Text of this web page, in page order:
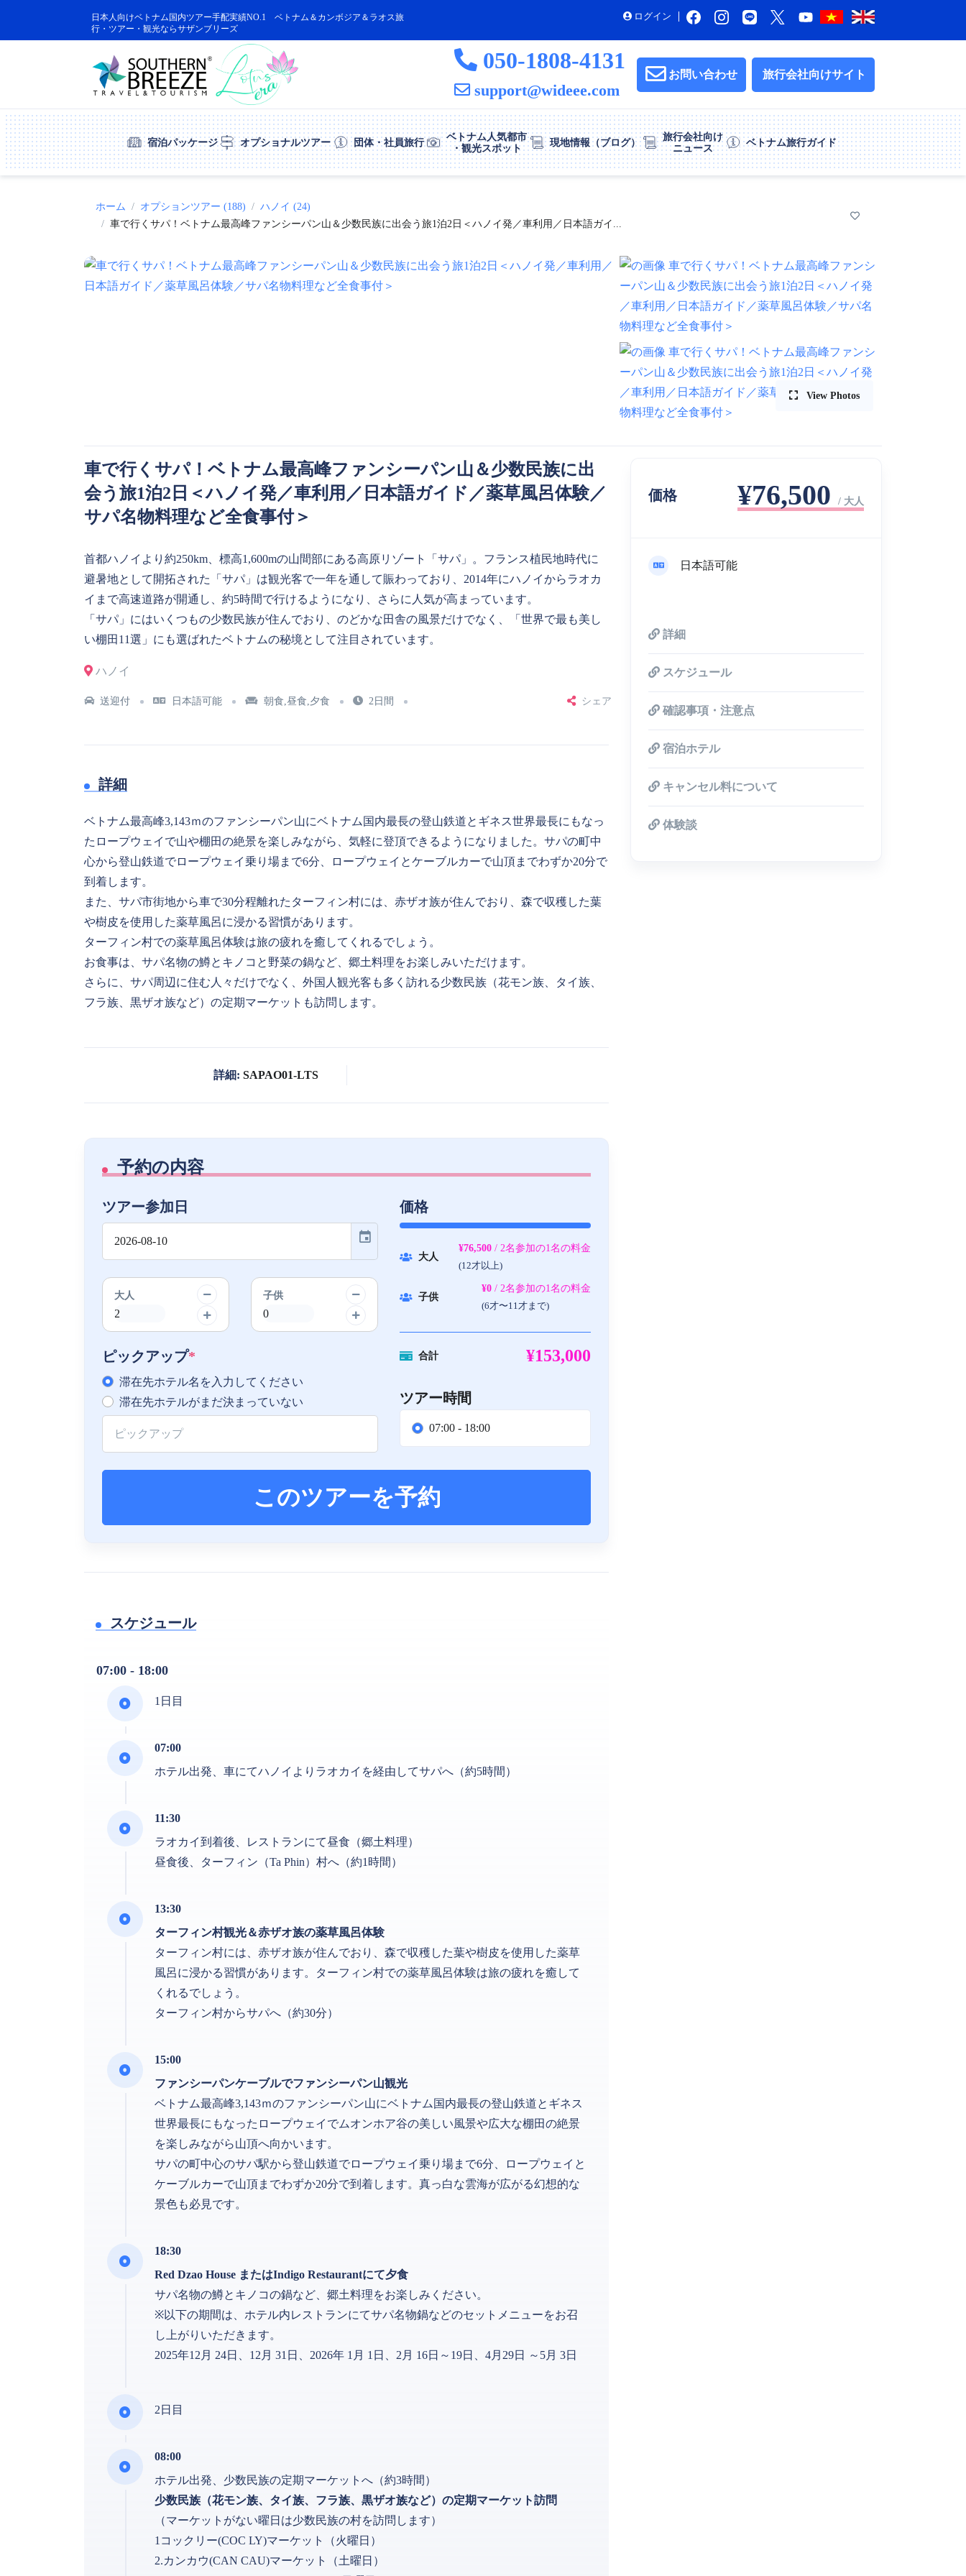
日本人向けベトナム国内ツアー手配実績NO.1 ベトナム＆カンボジア＆ラオス旅
行・ツアー・観光ならサザンブリーズ
ログイン
050-1808-4131
support@wideee.com
お問い合わせ 旅行会社向けサイト
宿泊パッケージ オプショナルツアー 団体・社員旅行
ベトナム人気都市
・観光スポット
現地情報（ブログ）
旅行会社向け
ニュース
ベトナム旅行ガイド
ホーム オプションツアー (188)
ハノイ (24)
車で行くサパ！ベトナム最高峰ファンシーパン山＆少数民族に出会う旅1泊2日＜ハノイ発／車利用／日本語ガイ...
View Photos
車で行くサパ！ベトナム最高峰ファンシーパン山＆少数民族に出
会う旅1泊2日＜ハノイ発／車利用／日本語ガイド／薬草風呂体験／
サパ名物料理など全食事付＞
首都ハノイより約250km、標高1,600mの山間部にある高原リゾート「サパ」。フランス植民地時代に
避暑地として開拓された「サパ」は観光客で一年を通して賑わっており、2014年にハノイからラオカ
イまで高速道路が開通し、約5時間で行けるようになり、さらに人気が高まっています。
「サパ」にはいくつもの少数民族が住んでおり、のどかな田舎の風景だけでなく、「世界で最も美し
い棚田11選」にも選ばれたベトナムの秘境として注目されています。
ハノイ
送迎付 日本語可能 朝食,昼食,夕食 2日間 シェア
詳細
ベトナム最高峰3,143ｍのファンシーパン山にベトナム国内最長の登山鉄道とギネス世界最長にもなっ
たロープウェイで山や棚田の絶景を楽しみながら、気軽に登頂できるようになりました。サパの町中
心から登山鉄道でロープウェイ乗り場まで6分、ロープウェイとケーブルカーで山頂までわずか20分で
到着します。
また、サパ市街地から車で30分程離れたターフィン村には、赤ザオ族が住んでおり、森で収穫した葉
や樹皮を使用した薬草風呂に浸かる習慣があります。
ターフィン村での薬草風呂体験は旅の疲れを癒してくれるでしょう。
お食事は、サパ名物の鱒とキノコと野菜の鍋など、郷土料理をお楽しみいただけます。
さらに、サパ周辺に住む人々だけでなく、外国人観光客も多く訪れる少数民族（花モン族、タイ族、
フラ族、黒ザオ族など）の定期マーケットも訪問します。
詳細: SAPAO01-LTS
予約の内容
ツアー参加日
event
大人 子供
ピックアップ*
滞在先ホテル名を入力してください
滞在先ホテルがまだ決まっていない
価格
大人
¥76,500 / 2名参加の1名の料金
(12才以上)
子供
¥0 / 2名参加の1名の料金
(6才〜11才まで)
合計 ¥153,000
ツアー時間
07:00 - 18:00
このツアーを予約
スケジュール
07:00 - 18:00
1日目
07:00
ホテル出発、車にてハノイよりラオカイを経由してサパへ（約5時間）
11:30
ラオカイ到着後、レストランにて昼食（郷土料理）
昼食後、ターフィン（Ta Phin）村へ（約1時間）
13:30
ターフィン村観光＆赤ザオ族の薬草風呂体験
ターフィン村には、赤ザオ族が住んでおり、森で収穫した葉や樹皮を使用した薬草
風呂に浸かる習慣があります。ターフィン村での薬草風呂体験は旅の疲れを癒して
くれるでしょう。
ターフィン村からサパへ（約30分）
15:00
ファンシーパンケーブルでファンシーパン山観光
ベトナム最高峰3,143ｍのファンシーパン山にベトナム国内最長の登山鉄道とギネス
世界最長にもなったロープウェイでムオンホア谷の美しい風景や広大な棚田の絶景
を楽しみながら山頂へ向かいます。
サパの町中心のサパ駅から登山鉄道でロープウェイ乗り場まで6分、ロープウェイと
ケーブルカーで山頂までわずか20分で到着します。真っ白な雲海が広がる幻想的な
景色も必見です。
18:30
Red Dzao House またはIndigo Restaurantにて夕食
サパ名物の鱒とキノコの鍋など、郷土料理をお楽しみください。
※以下の期間は、ホテル内レストランにてサパ名物鍋などのセットメニューをお召
し上がりいただきます。
2025年12月 24日、12月 31日、2026年 1月 1日、2月 16日～19日、4月29日 ～5月 3日
2日目
08:00
ホテル出発、少数民族の定期マーケットへ（約3時間）
少数民族（花モン族、タイ族、フラ族、黒ザオ族など）の定期マーケット訪問
（マーケットがない曜日は少数民族の村を訪問します）
1コックリー(COC LY)マーケット（火曜日）
2.カンカウ(CAN CAU)マーケット（土曜日）
価格 ¥76,500 / 大人
日本語可能
詳細
スケジュール
確認事項・注意点
宿泊ホテル
キャンセル料について
体験談